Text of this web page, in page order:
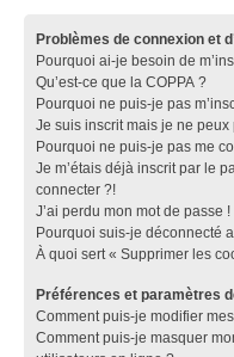
Problèmes de connexion et
Pourquoi ai-je besoin de
Qu’est-ce que la COPPA ?
Pourquoi ne puis-je pas
Je suis inscrit mais je ne peux
Pourquoi ne puis-je pas me
Je m’étais déjà inscrit par le
connecter ?!
J’ai perdu mon mot de passe !
Pourquoi suis-je déconnecté
À quoi sert « Supprimer les
Préférences et paramètres
Comment puis-je modifier
Comment puis-je masquer